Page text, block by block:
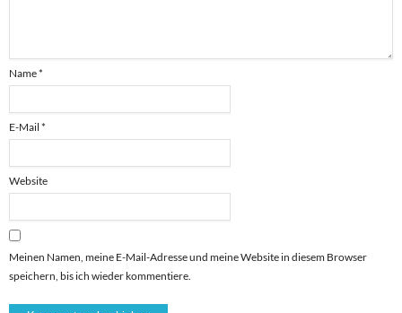
Name*
E-Mail *
Website
Meinen Namen, meine E-Mail-Adresse und meine Website in diesem Browser
speichern, bis ich wieder kommentiere.